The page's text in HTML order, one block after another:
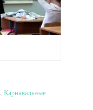
, Карнавальные